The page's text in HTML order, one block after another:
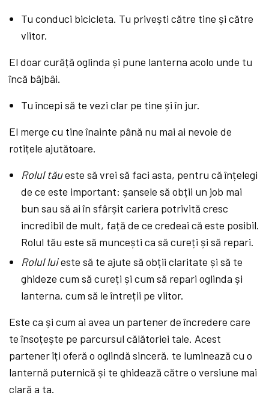
Tu conduci bicicleta. Tu privești către tine și către
viitor.
El doar curăță oglinda și pune lanterna acolo unde tu
încă bâjbâi.
Tu începi să te vezi clar pe tine și în jur.
El merge cu tine înainte până nu mai ai nevoie de
rotițele ajutătoare.
Rolul tăueste să vrei să faci asta, pentru că înțelegi
de ce este important: șansele să obții un job mai
bun sau să ai în sfârșit cariera potrivită cresc
incredibil de mult, față de ce credeai că este posibil.
Rolul tău este să muncești ca să cureți și să repari.
Rolul luieste să te ajute să obții claritate și să te
ghideze cum să cureți și cum să repari oglinda și
lanterna, cum să le întreții pe viitor.
Este ca și cum ai avea un partener de încredere care
te însoțește pe parcursul călătoriei tale. Acest
partener îți oferă o oglindă sinceră, te luminează cu o
lanternă puternică și te ghidează către o versiune mai
clară a ta.